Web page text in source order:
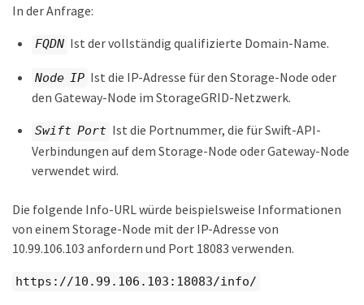
In der Anfrage:
FQDN Ist der vollständig qualifizierte Domain-Name.
Node IP Ist die IP-Adresse für den Storage-Node oder
den Gateway-Node im StorageGRID-Netzwerk.
Swift Port Ist die Portnummer, die für Swift-API-
Verbindungen auf dem Storage-Node oder Gateway-Node
verwendet wird.
Die folgende Info-URL würde beispielsweise Informationen
von einem Storage-Node mit der IP-Adresse von
10.99.106.103 anfordern und Port 18083 verwenden.
https://10.99.106.103:18083/info/